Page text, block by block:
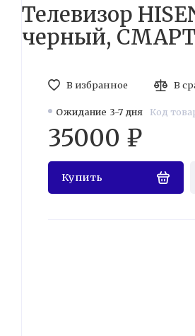
Телевизор
черный, СМАРТ
Ожидание 3-7 дня Код
35000 ₽
Купить
В избранное В